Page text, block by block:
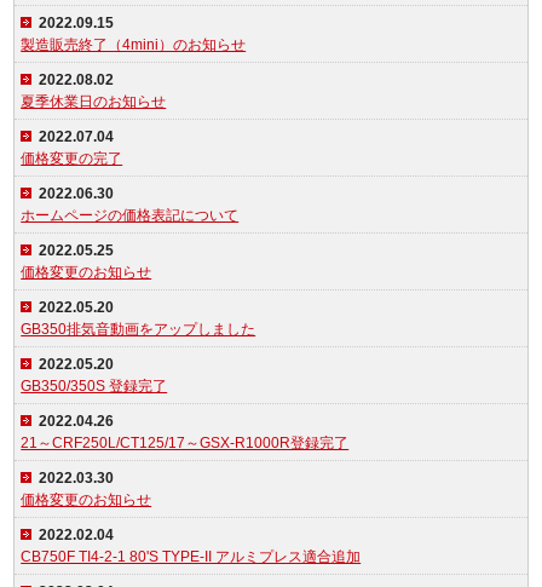
2022.09.15
製造販売終了（4mini）のお知らせ
2022.08.02
夏季休業日のお知らせ
2022.07.04
価格変更の完了
2022.06.30
ホームページの価格表記について
2022.05.25
価格変更のお知らせ
2022.05.20
GB350排気音動画をアップしました
2022.05.20
GB350/350S 登録完了
2022.04.26
21～CRF250L/CT125/17～GSX-R1000R登録完了
2022.03.30
価格変更のお知らせ
2022.02.04
CB750F TI4-2-1 80'S TYPE-II アルミプレス適合追加